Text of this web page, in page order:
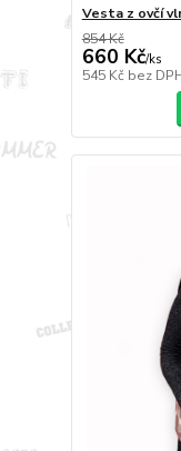
Vesta z ovčí
854 Kč
660 Kč/ks
545 Kč bez